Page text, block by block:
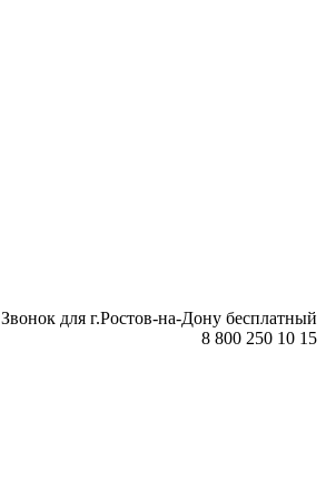
Звонок для г.Ростов-на-Дону бесплатный
8 800 250 10 15